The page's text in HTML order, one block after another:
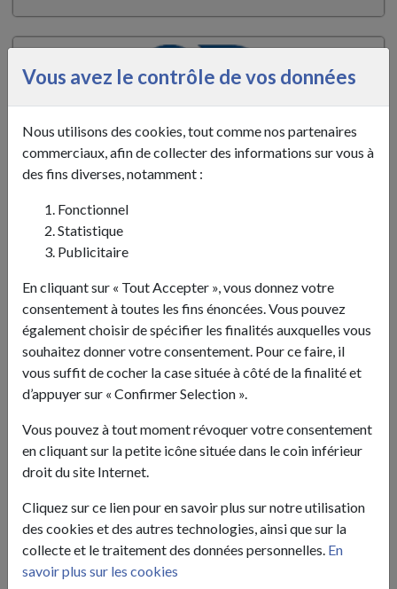
Vous avez le contrôle de vos données
Nous utilisons des cookies, tout comme nos partenaires
commerciaux, afin de collecter des informations sur vous à
des fins diverses, notamment :
Fonctionnel
Statistique
Publicitaire
En cliquant sur « Tout Accepter », vous donnez votre
consentement à toutes les fins énoncées. Vous pouvez
également choisir de spécifier les finalités auxquelles vous
souhaitez donner votre consentement. Pour ce faire, il
vous suffit de cocher la case située à côté de la finalité et
d’appuyer sur « Confirmer Selection ».
Vous pouvez à tout moment révoquer votre consentement
en cliquant sur la petite icône située dans le coin inférieur
droit du site Internet.
Cliquez sur ce lien pour en savoir plus sur notre utilisation
des cookies et des autres technologies, ainsi que sur la
collecte et le traitement des données personnelles. En
savoir plus sur les cookies
Henry Julien Plombier, chauffagiste